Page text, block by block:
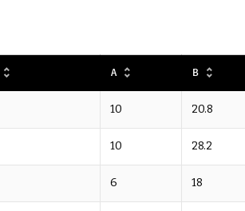
A B
10 20.8
10 28.2
6 18